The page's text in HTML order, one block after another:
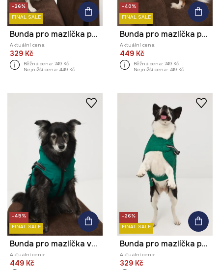
-26%
FINAL SALE
Bunda pro mazlíčka prošívaná
Aktuální cena:
329 Kč
Běžná cena: 749 Kč
Nejnižší cena: 449 Kč
-40%
FINAL SALE
Bunda pro mazlíčka prošívaná
Aktuální cena:
449 Kč
Běžná cena: 749 Kč
Nejnižší cena: 749 Kč
-45%
FINAL SALE
Bunda pro mazlíčka voděodolný povrch
Aktuální cena:
449 Kč
-26%
FINAL SALE
Bunda pro mazlíčka prošívaná
Aktuální cena:
329 Kč